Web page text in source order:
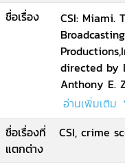
ชื่อเรื่อง
CSI: Miami.
directed by
Anthony E.
Andrew
อ่านเพิ่มเติม
ชื่อเรื่องที่
แตกต่าง
CSI, crime